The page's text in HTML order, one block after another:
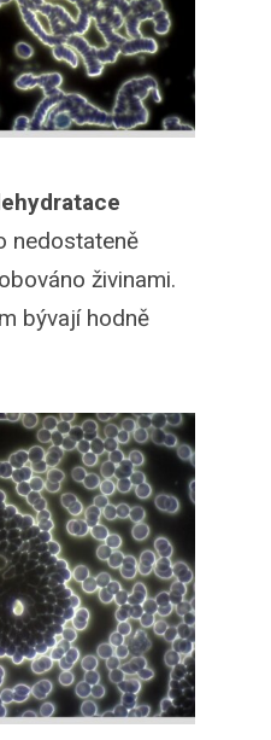
nedostateně
živinami.
bývají hodně